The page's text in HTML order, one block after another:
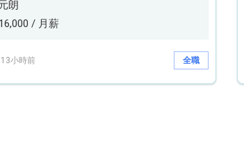
朗
16,000 / 月薪
小時前 全職